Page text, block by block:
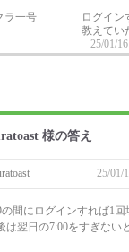
ラ一号
ログイン
教えてい
25/01/
様の答え
25/01/
の間にログインすれば1
は翌日の7:00をすぎない